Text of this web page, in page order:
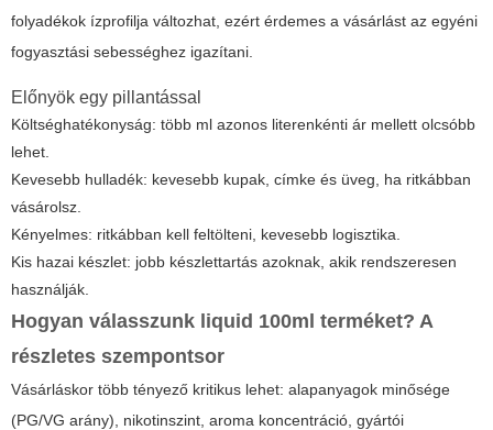
folyadékok ízprofilja változhat, ezért érdemes a vásárlást az egyéni
fogyasztási sebességhez igazítani.
Előnyök egy pillantással
Költséghatékonyság: több ml azonos literenkénti ár mellett olcsóbb
lehet.
Kevesebb hulladék: kevesebb kupak, címke és üveg, ha ritkábban
vásárolsz.
Kényelmes: ritkábban kell feltölteni, kevesebb logisztika.
Kis hazai készlet: jobb készlettartás azoknak, akik rendszeresen
használják.
Hogyan válasszunk liquid 100ml terméket? A
részletes szempontsor
Vásárláskor több tényező kritikus lehet: alapanyagok minősége
(PG/VG arány), nikotinszint, aroma koncentráció, gyártói